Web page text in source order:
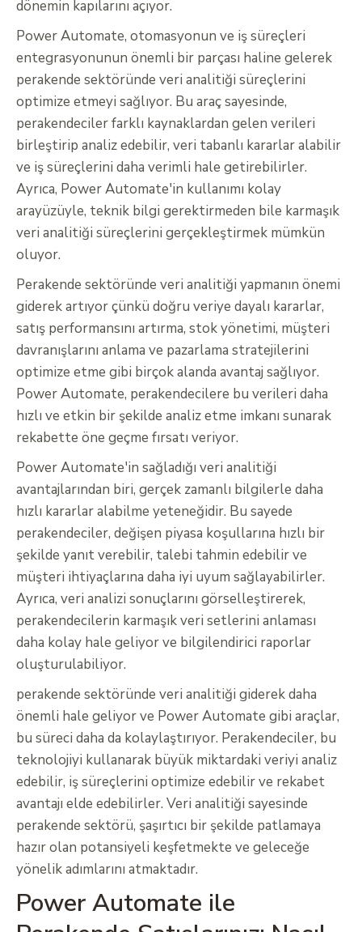
dönemin kapılarını açıyor.
Power Automate, otomasyonun ve iş süreçleri
entegrasyonunun önemli bir parçası haline gelerek
perakende sektöründe veri analitiği süreçlerini
optimize etmeyi sağlıyor. Bu araç sayesinde,
perakendeciler farklı kaynaklardan gelen verileri
birleştirip analiz edebilir, veri tabanlı kararlar alabilir
ve iş süreçlerini daha verimli hale getirebilirler.
Ayrıca, Power Automate'in kullanımı kolay
arayüzüyle, teknik bilgi gerektirmeden bile karmaşık
veri analitiği süreçlerini gerçekleştirmek mümkün
oluyor.
Perakende sektöründe veri analitiği yapmanın önemi
giderek artıyor çünkü doğru veriye dayalı kararlar,
satış performansını artırma, stok yönetimi, müşteri
davranışlarını anlama ve pazarlama stratejilerini
optimize etme gibi birçok alanda avantaj sağlıyor.
Power Automate, perakendecilere bu verileri daha
hızlı ve etkin bir şekilde analiz etme imkanı sunarak
rekabette öne geçme fırsatı veriyor.
Power Automate'in sağladığı veri analitiği
avantajlarından biri, gerçek zamanlı bilgilerle daha
hızlı kararlar alabilme yeteneğidir. Bu sayede
perakendeciler, değişen piyasa koşullarına hızlı bir
şekilde yanıt verebilir, talebi tahmin edebilir ve
müşteri ihtiyaçlarına daha iyi uyum sağlayabilirler.
Ayrıca, veri analizi sonuçlarını görselleştirerek,
perakendecilerin karmaşık veri setlerini anlaması
daha kolay hale geliyor ve bilgilendirici raporlar
oluşturulabiliyor.
perakende sektöründe veri analitiği giderek daha
önemli hale geliyor ve Power Automate gibi araçlar,
bu süreci daha da kolaylaştırıyor. Perakendeciler, bu
teknolojiyi kullanarak büyük miktardaki veriyi analiz
edebilir, iş süreçlerini optimize edebilir ve rekabet
avantajı elde edebilirler. Veri analitiği sayesinde
perakende sektörü, şaşırtıcı bir şekilde patlamaya
hazır olan potansiyeli keşfetmekte ve geleceğe
yönelik adımlarını atmaktadır.
Power Automate ile